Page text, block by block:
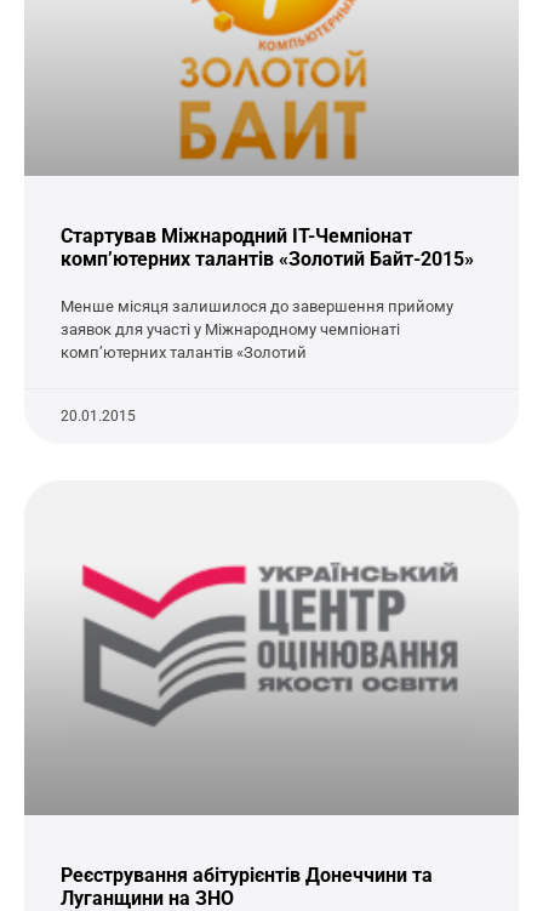
Стартував Міжнародний IT-Чемпіонат
комп’ютерних талантів «Золотий Байт-2015»
Менше місяця залишилося до завершення прийому
заявок для участі у Міжнародному чемпіонаті
комп’ютерних талантів «Золотий
20.01.2015
Реєстрування абітурієнтів Донеччини та
Луганщини на ЗНО